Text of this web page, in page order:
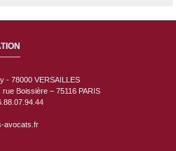
- 78000 VERSAILLES
Boissière – 75116 PARIS
avocats.fr